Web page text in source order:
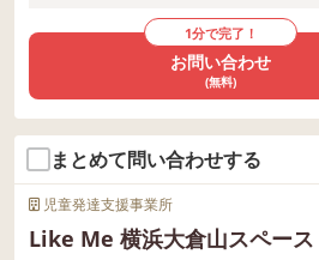
1分で完了！
お問い合わせ
(無料)
まとめて問い合わせする
児童発達支援事業所
Like Me 横浜大倉山スペース